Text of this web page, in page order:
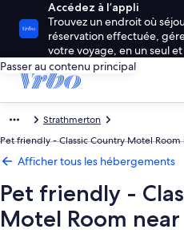
Accédez à l’appli
Trouvez un endroit où
réservation effectuée,
votre voyage, en un seul
Passer au contenu principal
Strathmerton
Pet friendly - Classic Country Motel Room
Afficher tous les hébergements
Pet friendly -
Motel Room